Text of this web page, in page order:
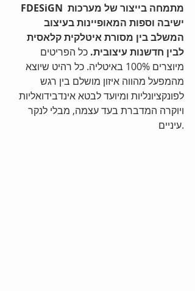
FDESiGN מתמחה בייצור של מערכות
ישיבה וספות המאופיינות בעיצוב
המשלב בין מסורת איטלקית קלאסית
לבין חדשנות עיצובית. כל הפריטים
מיוצרים 100% באיטליה. כל רהיט שיוצא
מהמפעל מהווה איזון מושלם בין רגש
לפונקציונליות ומיועד לבטא אינדבידואליות
ויוקרה המדברת בעד עצמה, מבלי לנקר
עיניים.